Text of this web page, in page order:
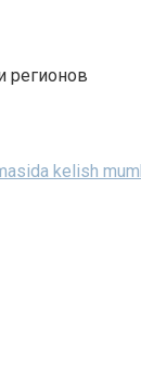
регионов
kelish